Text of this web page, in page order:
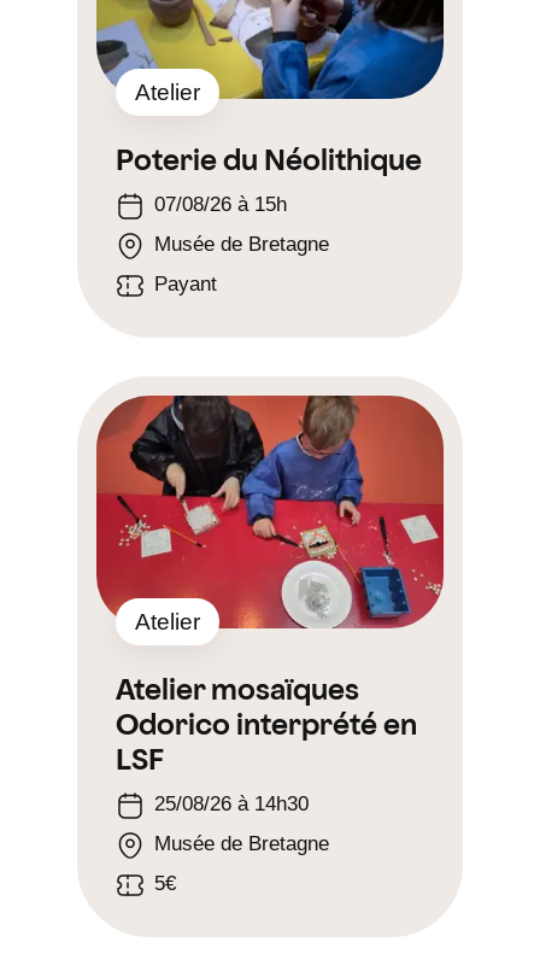
Poterie du Néolithique
Atelier
07/08/26 à 15h
Musée de Bretagne
Payant
Atelier mosaïques
Odorico interprété en
LSF
Atelier
25/08/26 à 14h30
Musée de Bretagne
5€